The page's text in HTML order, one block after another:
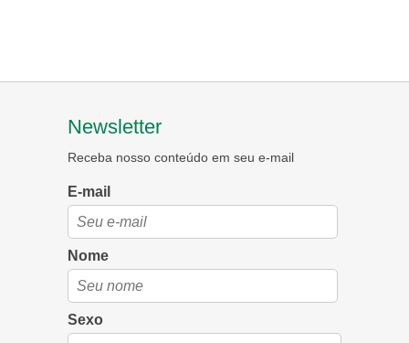
Newsletter
Receba nosso conteúdo em seu e-mail
E-mail
Nome
Sexo